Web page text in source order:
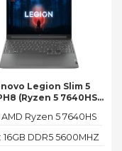
Legion Slim 5
(Ryzen 5 7640HS
16″ FHD+ 144Hz)
16GB DDR5 5600MHZ
AMD Ryzen 5 7640HS